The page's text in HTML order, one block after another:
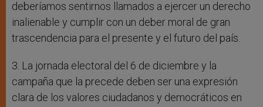
deberíamos sentirnos llamados a ejercer un derecho
inalienable y cumplir con un deber moral de gran
trascendencia para el presente y el futuro del país.
3. La jornada electoral del 6 de diciembre y la
campaña que la precede deben ser una expresión
clara de los valores ciudadanos y democráticos en